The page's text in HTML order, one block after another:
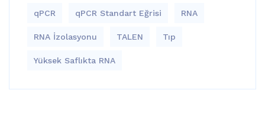
qPCR qPCR Standart Eğrisi RNA
RNA İzolasyonu TALEN Tıp
Yüksek Saflıkta RNA